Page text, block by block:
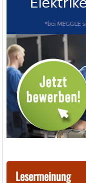
Lesermeinung